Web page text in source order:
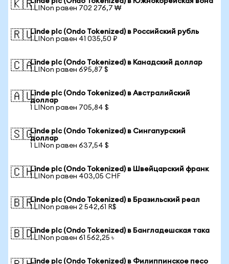
🇰🇷1 LINon равен 702 276,7 ₩
🇷🇺Linde plc (Ondo Tokenized) в Российский рубль
1 LINon равен 41 035,50 ₽
🇨🇦Linde plc (Ondo Tokenized) в Канадский доллар
1 LINon равен 695,87 $
🇦🇺Linde plc (Ondo Tokenized) в Австралийский
доллар
1 LINon равен 705,84 $
🇸🇬Linde plc (Ondo Tokenized) в Сингапурский
доллар
1 LINon равен 637,54 $
🇨🇭Linde plc (Ondo Tokenized) в Швейцарский франк
1 LINon равен 403,05 CHF
🇧🇷Linde plc (Ondo Tokenized) в Бразильский реал
1 LINon равен 2 542,61 R$
🇧🇩Linde plc (Ondo Tokenized) в Бангладешская така
1 LINon равен 61 562,25 ৳
Linde plc (Ondo Tokenized) в Филиппинское песо